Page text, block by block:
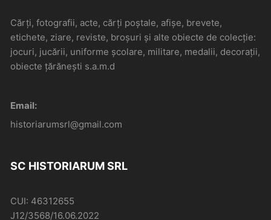
Cărți, fotografii, acte, cărți poștale, afișe, brevete,
etichete, ziare, reviste, broșuri și alte obiecte de colecție:
jocuri, jucării, uniforme școlare, militare, medalii, decorații,
obiecte țărănești s.a.m.d
Email:
historiarumsrl@gmail.com
SC HISTORIARUM SRL
CUI: 46312655
J12/3568/16.06.2022